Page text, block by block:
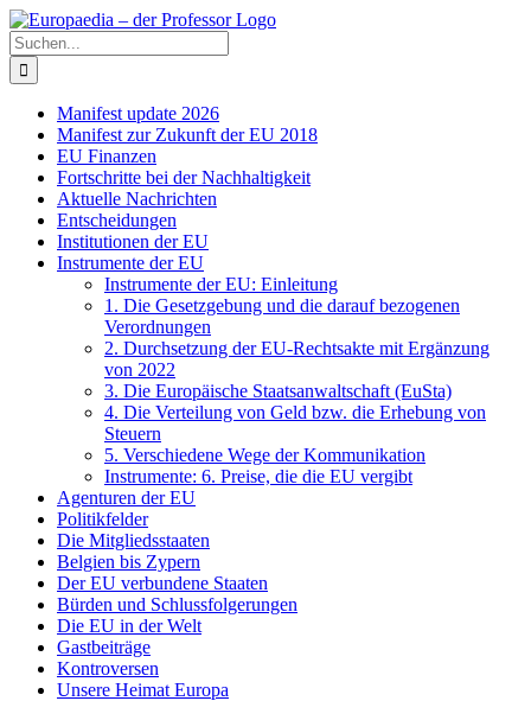
Zum
Inhalt
springen
Facebook
X
Instagram
Pinterest
Suche
nach:
Manifest update 2026
Manifest zur Zukunft der EU 2018
EU Finanzen
Fortschritte bei der Nachhaltigkeit
Aktuelle Nachrichten
Entscheidungen
Institutionen der EU
Instrumente der EU
Instrumente der EU: Einleitung
1. Die Gesetzgebung und die darauf bezogenen
Verordnungen
2. Durchsetzung der EU-Rechtsakte mit Ergänzung
von 2022
3. Die Europäische Staatsanwaltschaft (EuSta)
4. Die Verteilung von Geld bzw. die Erhebung von
Steuern
5. Verschiedene Wege der Kommunikation
Instrumente: 6. Preise, die die EU vergibt
Agenturen der EU
Politikfelder
Die Mitgliedsstaaten
Belgien bis Zypern
Der EU verbundene Staaten
Bürden und Schlussfolgerungen
Die EU in der Welt
Gastbeiträge
Kontroversen
Unsere Heimat Europa